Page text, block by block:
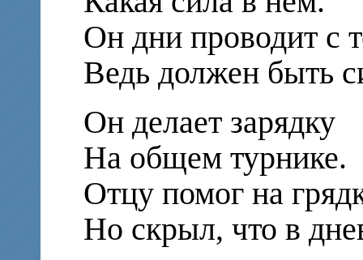
Он дни проводит с
Ведь должен быть
Он делает зарядку
На общем турнике.
Отцу помог на
Но скрыл, что в